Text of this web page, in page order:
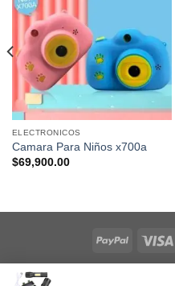
ELECTRONICOS
Camara Para Niños x700a
$69,900.00